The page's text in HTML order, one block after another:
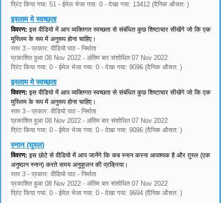
प्रिंट किया गया: 51 - ईमेल भेजा गया: 0 - देखा गया: 13412 (दैनिक औसत: )
इस्लाम मे स्वच्छता
विवरण: इस वीडियो में आप व्यक्तिगत स्वच्छता से संबंधित कुछ शिष्टाचार सीखेंगे जो कि एक
मुस्लिम के रूप में अनुरूप होना चाहिए।
स्तर 3 - प्रकार: वीडियो पाठ - निर्माता
प्रकाशित हुआ 08 Nov 2022 - अंतिम बार संशोधित 07 Nov 2022
प्रिंट किया गया: 0 - ईमेल भेजा गया: 0 - देखा गया: 9096 (दैनिक औसत: )
इस्लाम मे स्वच्छता
विवरण: इस वीडियो में आप व्यक्तिगत स्वच्छता से संबंधित कुछ शिष्टाचार सीखेंगे जो कि एक
मुस्लिम के रूप में अनुरूप होना चाहिए।
स्तर 3 - प्रकार: वीडियो पाठ - निर्माता
प्रकाशित हुआ 08 Nov 2022 - अंतिम बार संशोधित 07 Nov 2022
प्रिंट किया गया: 0 - ईमेल भेजा गया: 0 - देखा गया: 9096 (दैनिक औसत: )
स्नान (घुस्ल)
विवरण: इस छोटे से वीडियो में आप जानेंगे कि कब स्नान करना आवश्यक है और ग़ुस्ल (एक
अनुष्ठान स्नान) करते समय अनुकूलन की प्रक्रिया।
स्तर 3 - प्रकार: वीडियो पाठ - निर्माता
प्रकाशित हुआ 08 Nov 2022 - अंतिम बार संशोधित 07 Nov 2022
प्रिंट किया गया: 0 - ईमेल भेजा गया: 0 - देखा गया: 9694 (दैनिक औसत: )